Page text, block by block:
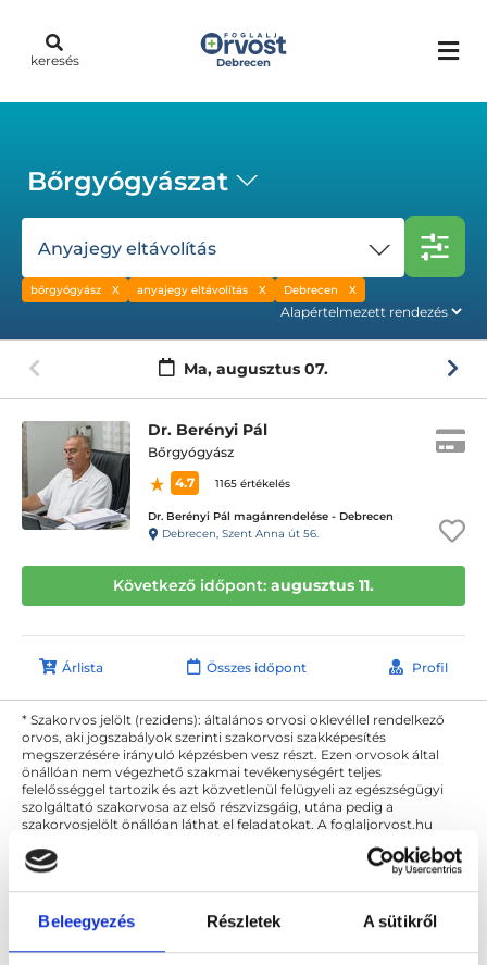
Beleegyezés Részletek A sütikről
keresés Debrecen
Bőrgyógyászat
Anyajegy eltávolítás
bőrgyógyász anyajegy eltávolítás Debrecen
Ma, augusztus 07.
Dr. Berényi Pál
Bőrgyógyász
4.7
1165 értékelés
Dr. Berényi Pál magánrendelése - Debrecen
Debrecen, Szent Anna út 56.
Következő időpont: augusztus 11.
Árlista Összes időpont Profil
* Szakorvos jelölt (rezidens): általános orvosi oklevéllel rendelkező
orvos, aki jogszabályok szerinti szakorvosi szakképesítés
megszerzésére irányuló képzésben vesz részt. Ezen orvosok által
önállóan nem végezhető szakmai tevékenységért teljes
felelősséggel tartozik és azt közvetlenül felügyeli az egészségügyi
szolgáltató szakorvosa az első részvizsgáig, utána pedig a
szakorvosjelölt önállóan láthat el feladatokat. A foglaljorvost.hu
és szakorvosjelölt esetén.
Főoldal Bőrgyógyász Debrecen